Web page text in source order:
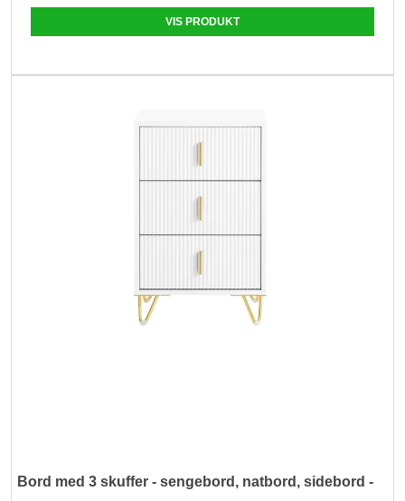
VIS PRODUKT
Bord med 3 skuffer - sengebord, natbord, sidebord -